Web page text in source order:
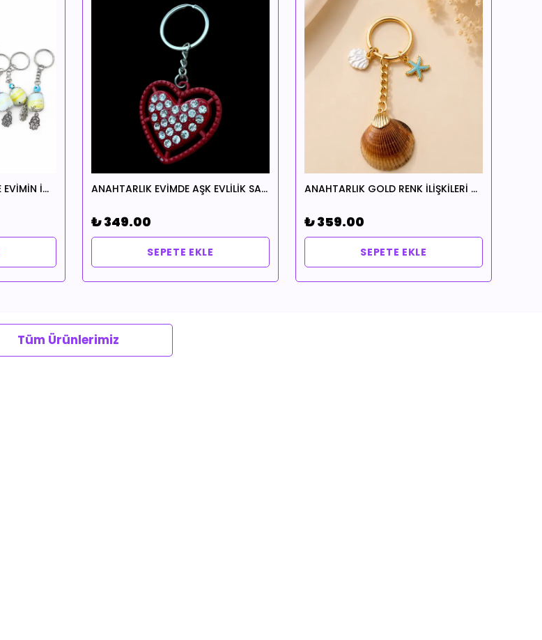
ANAHTARLIK CAM MADDE EVİMİN İÇİNDE HUZUR EKSİK OLMASIN TEMALI ŞANSINA HANGİSİ GELİRSE ANAHTARLIK EVİMDE AŞK EVLİLİK SADAKAT HUZUR TEMALI
₺ 349.00
SEPETE EKLE
ANAHTARLIK GOLD RENK İLİŞKİLERİ DÜZELTME TEMALI
₺ 359.00
SEPETE EKLE
Tüm Ürünlerimiz